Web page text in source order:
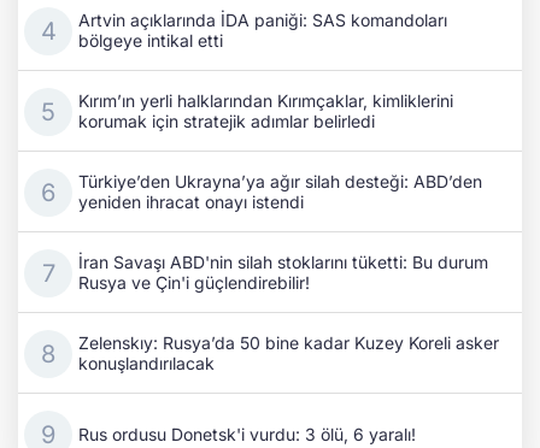
Artvin açıklarında İDA paniği: SAS komandoları
bölgeye intikal etti
Kırım’ın yerli halklarından Kırımçaklar, kimliklerini
korumak için stratejik adımlar belirledi
Türkiye’den Ukrayna’ya ağır silah desteği: ABD’den
yeniden ihracat onayı istendi
İran Savaşı ABD'nin silah stoklarını tüketti: Bu durum
Rusya ve Çin'i güçlendirebilir!
Zelenskıy: Rusya’da 50 bine kadar Kuzey Koreli asker
konuşlandırılacak
Rus ordusu Donetsk'i vurdu: 3 ölü, 6 yaralı!